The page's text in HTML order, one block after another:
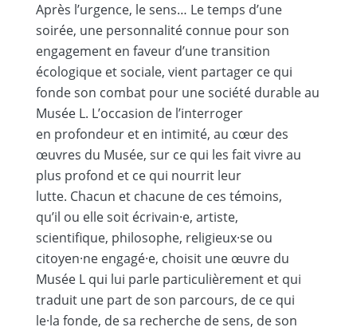
Après l’urgence, le sens… Le temps d’une
soirée, une personnalité connue pour son
engagement en faveur d’une transition
écologique et sociale, vient partager ce qui
fonde son combat pour une société durable au
Musée L. L’occasion de l’interroger
en profondeur et en intimité, au cœur des
œuvres du Musée, sur ce qui les fait vivre au
plus profond et ce qui nourrit leur
lutte. Chacun et chacune de ces témoins,
qu’il ou elle soit écrivain·e, artiste,
scientifique, philosophe, religieux·se ou
citoyen·ne engagé·e, choisit une œuvre du
Musée L qui lui parle particulièrement et qui
traduit une part de son parcours, de ce qui
le·la fonde, de sa recherche de sens, de son